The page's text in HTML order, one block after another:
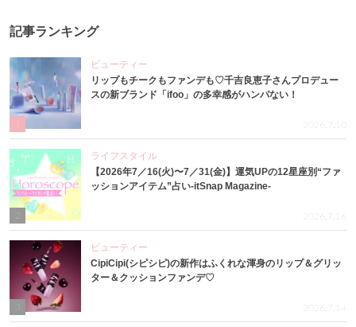
記事ランキング
ビューティー
リップもチークもファンデも♡千吉良恵子さんプロデュー
スの新ブランド「ifoo」の多幸感がハンパない！
2026.7.10
ライフスタイル
【2026年7／16(火)〜7／31(金)】運気UPの12星座別“ファ
ッションアイテム”占い-itSnap Magazine-
2026.7.16
3
ビューティー
CipiCipi(シピシピ)の新作はふくれな渾身のリップ＆グリッ
ター＆クッションファンデ♡
2026.7.14